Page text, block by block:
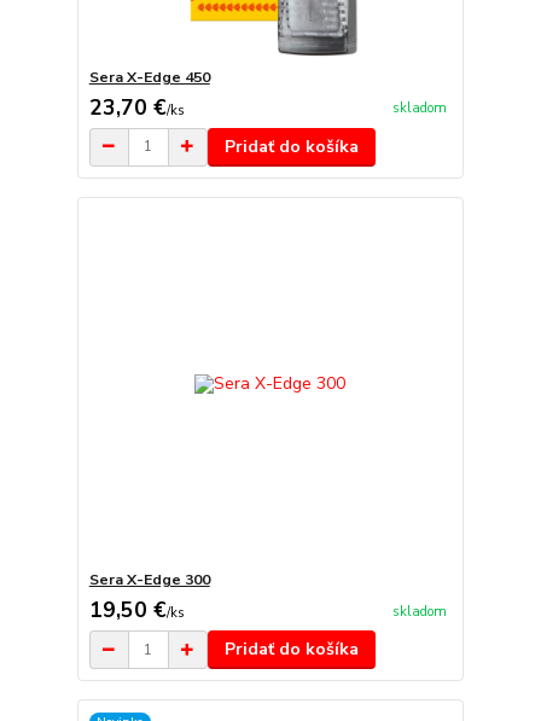
Sera X-Edge 450
23,70 €/ks skladom
Pridať do košíka
Sera X-Edge 300
19,50 €/ks skladom
Pridať do košíka